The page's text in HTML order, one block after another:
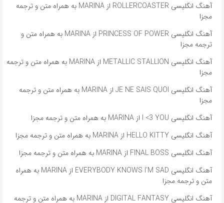
آهنگ انگلیسی ROLLERCOASTER از MARINA به همراه متن و ترجمه
مجزا
آهنگ انگلیسی PRINCESS OF POWER از MARINA به همراه متن و
ترجمه مجزا
آهنگ انگلیسی METALLIC STALLION از MARINA به همراه متن و ترجمه
مجزا
آهنگ انگلیسی JE NE SAIS QUOI از MARINA به همراه متن و ترجمه
مجزا
آهنگ انگلیسی I <3 YOU از MARINA به همراه متن و ترجمه مجزا
آهنگ انگلیسی HELLO KITTY از MARINA به همراه متن و ترجمه مجزا
آهنگ انگلیسی FINAL BOSS از MARINA به همراه متن و ترجمه مجزا
آهنگ انگلیسی EVERYBODY KNOWS I’M SAD از MARINA به همراه
متن و ترجمه مجزا
آهنگ انگلیسی DIGITAL FANTASY از MARINA به همراه متن و ترجمه